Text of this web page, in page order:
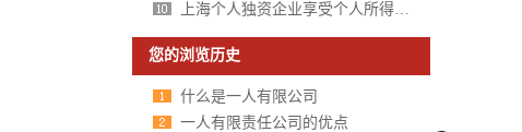
上海个人独资企业享受个人所得税核定征收
您的浏览历史
什么是一人有限公司
一人有限责任公司的优点